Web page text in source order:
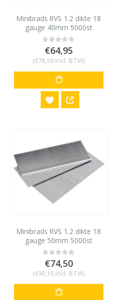
Minibrads RVS 1.2 dikte 18
gauge 40mm 5000st
0out of 5
€64,95
(€78,59incl. BTW)
Minibrads RVS 1.2 dikte 18
gauge 50mm 5000st
0out of 5
€74,50
(€90,15incl. BTW)